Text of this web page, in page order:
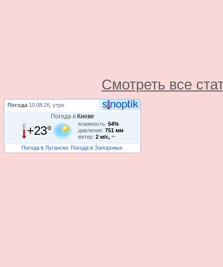
Смотреть все
Погода 10.08.26, утро
Погода в Киеве
+23° влажность: 54%
давление: 751 мм
ветер: 2 м/с,
Погода в Луганске Погода в Запорожье